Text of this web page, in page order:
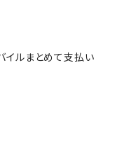
イルまとめて支払い